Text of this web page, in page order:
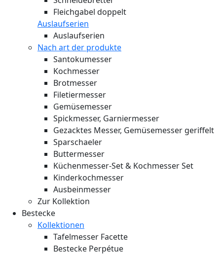
Fleichgabel doppelt
Auslaufserien
Auslaufserien
Nach art der produkte
Santokumesser
Kochmesser
Brotmesser
Filetiermesser
Gemüsemesser
Spickmesser, Garniermesser
Gezacktes Messer, Gemüsemesser geriffelt
Sparschaeler
Buttermesser
Küchenmesser-Set & Kochmesser Set
Kinderkochmesser
Ausbeinmesser
Zur Kollektion
Bestecke
Kollektionen
Tafelmesser Facette
Bestecke Perpétue